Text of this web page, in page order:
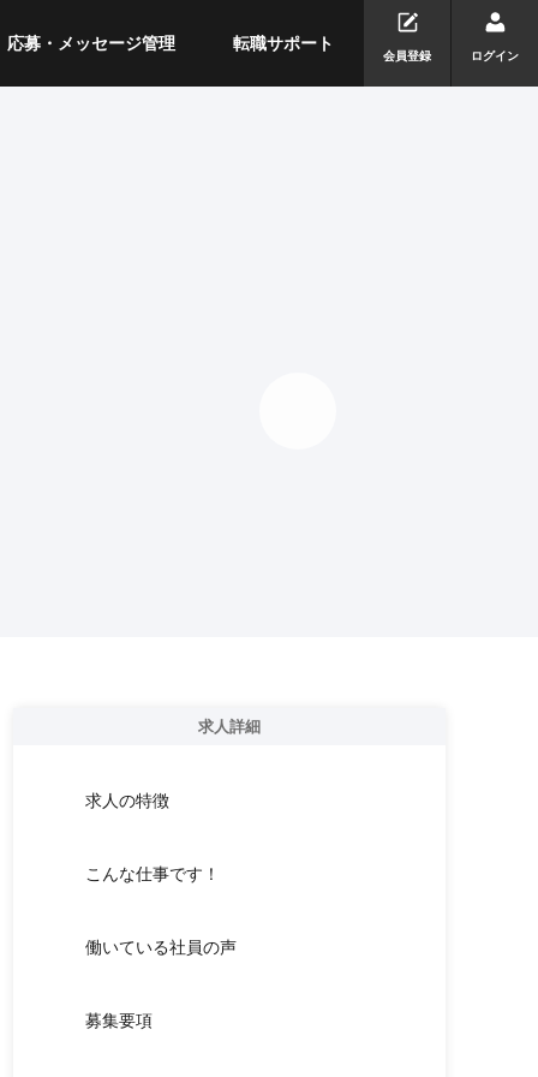
応募・メッセージ管理 転職サポート
会員登録 ログイン
求人詳細
求人の特徴
こんな仕事です！
働いている社員の声
募集要項